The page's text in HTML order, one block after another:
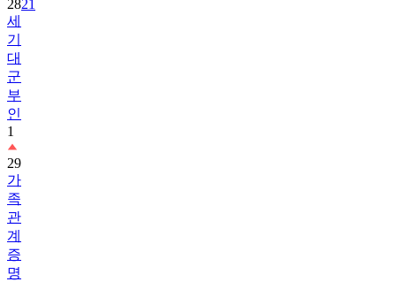
2821
세
기
대
군
부
인
1
29
가
족
관
계
증
명